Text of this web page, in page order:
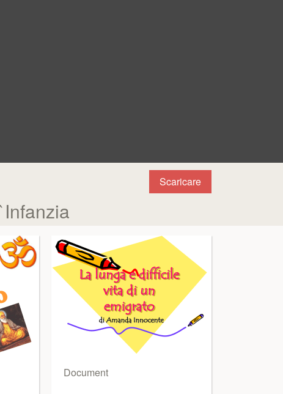
Scaricare
Document